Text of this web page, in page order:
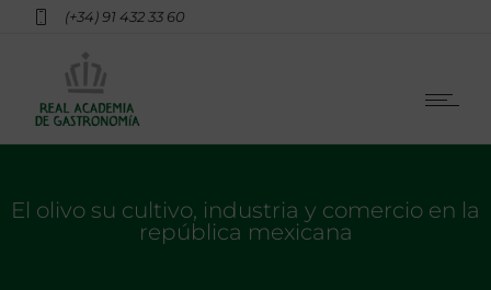
(+34) 91 432 33 60
El olivo su cultivo, industria y comercio en la
república mexicana